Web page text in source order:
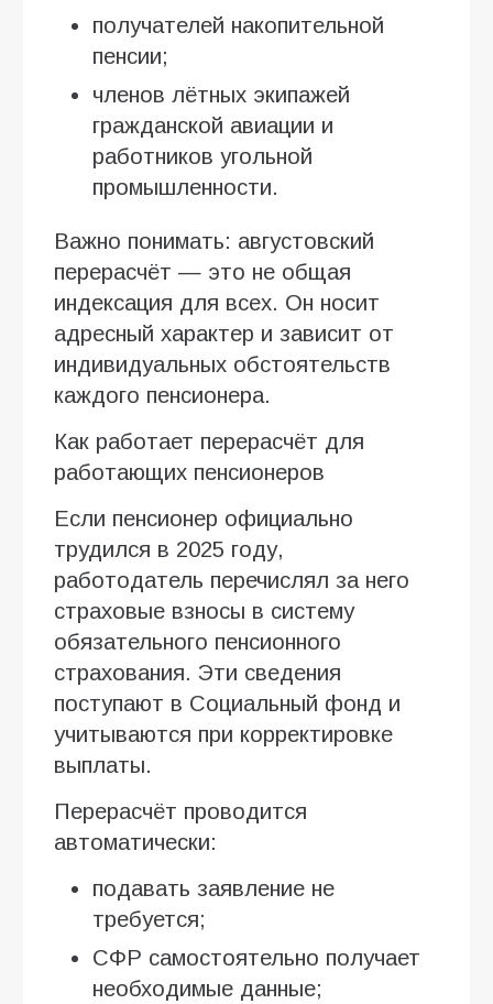
получателей накопительной
пенсии;
членов лётных экипажей
гражданской авиации и
работников угольной
промышленности.
Важно понимать: августовский
перерасчёт — это не общая
индексация для всех. Он носит
адресный характер и зависит от
индивидуальных обстоятельств
каждого пенсионера.
Как работает перерасчёт для
работающих пенсионеров
Если пенсионер официально
трудился в 2025 году,
работодатель перечислял за него
страховые взносы в систему
обязательного пенсионного
страхования. Эти сведения
поступают в Социальный фонд и
учитываются при корректировке
выплаты.
Перерасчёт проводится
автоматически:
подавать заявление не
требуется;
СФР самостоятельно получает
необходимые данные;